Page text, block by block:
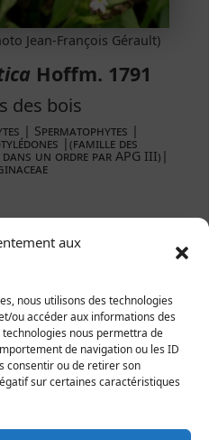
aux
nous utilisons des technologies
ou accéder aux informations des
nous permettra de
de navigation ou les ID
consentir ou de retirer son
sur certaines caractéristiques
Jean-François Gérault)
Hoffm. 1791
des bois
| Spermatophytes |
|(famille des
un ordre par APG III)|
du département.